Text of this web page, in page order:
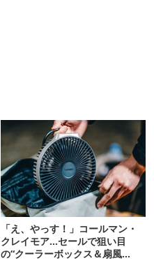
「え、やっす！」コールマン・
クレイモア…セールで狙い目
の“クーラーボックス＆扇風